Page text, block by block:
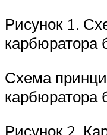
Рисунок 1.
карбюратора
Схема
карбюратора
Рисунок 2.